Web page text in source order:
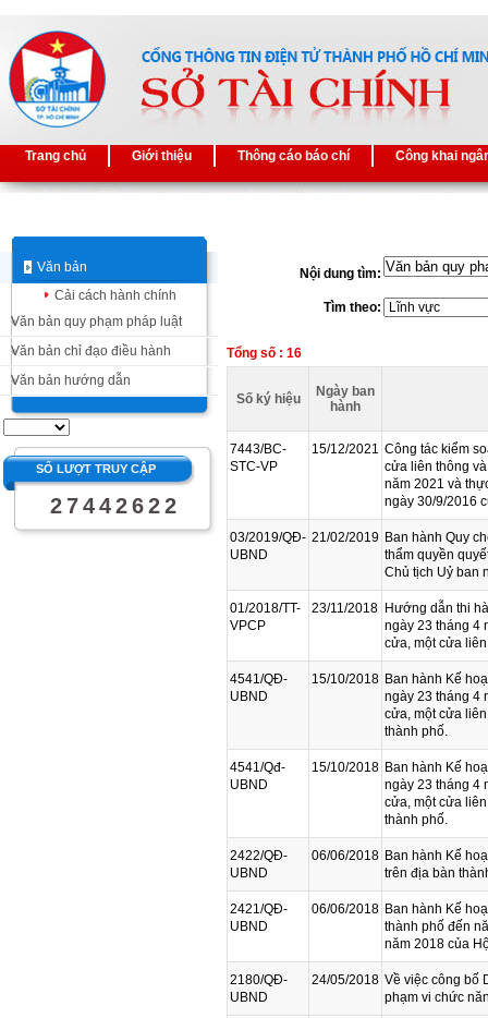
Trang chủ Giới thiệu Thông cáo báo chí Công khai
Văn bản
Cải cách hành chính
Văn bản quy phạm pháp luật
Văn bản chỉ đạo điều hành
Văn bản hướng dẫn
SỐ LƯỢT TRUY CẬP
2 7 4 4 2 6 2 2
Nội dung tìm:
Tìm theo:
Tổng số : 16
Số ký hiệu
Ngày ban
hành
7443/BC-
STC-VP
15/12/2021 Công tác kiểm
cửa liên thông
năm 2021 và
ngày 30/9/2016
03/2019/QĐ-
UBND
21/02/2019 Ban hành Quy
thẩm quyền
Chủ tịch Uỷ ban
01/2018/TT-
VPCP
23/11/2018 Hướng dẫn thi
ngày 23 tháng 4
cửa, một cửa
4541/QĐ-
UBND
15/10/2018 Ban hành Kế
ngày 23 tháng 4
cửa, một cửa
thành phố.
4541/Qđ-
UBND
15/10/2018 Ban hành Kế
ngày 23 tháng 4
cửa, một cửa
thành phố.
2422/QĐ-
UBND
06/06/2018 Ban hành Kế
trên địa bàn
2421/QĐ-
UBND
06/06/2018 Ban hành Kế
thành phố đến
năm 2018 của
2180/QĐ-
UBND
24/05/2018 Về việc công bố
phạm vi chức